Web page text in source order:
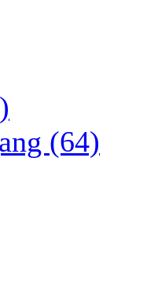
(64)